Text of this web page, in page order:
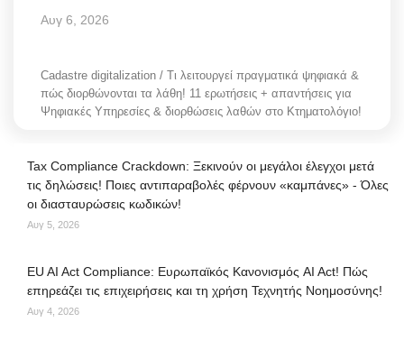
Αυγ 6, 2026
Cadastre digitalization / Τι λειτουργεί πραγματικά ψηφιακά &
πώς διορθώνονται τα λάθη! 11 ερωτήσεις + απαντήσεις για
Ψηφιακές Υπηρεσίες & διορθώσεις λαθών στο Κτηματολόγιο!
Tax Compliance Crackdown: Ξεκινούν οι μεγάλοι έλεγχοι μετά
τις δηλώσεις! Ποιες αντιπαραβολές φέρνουν «καμπάνες» - Όλες
οι διασταυρώσεις κωδικών!
Αυγ 5, 2026
EU AI Act Compliance: Ευρωπαϊκός Κανονισμός AI Act! Πώς
επηρεάζει τις επιχειρήσεις και τη χρήση Τεχνητής Νοημοσύνης!
Αυγ 4, 2026